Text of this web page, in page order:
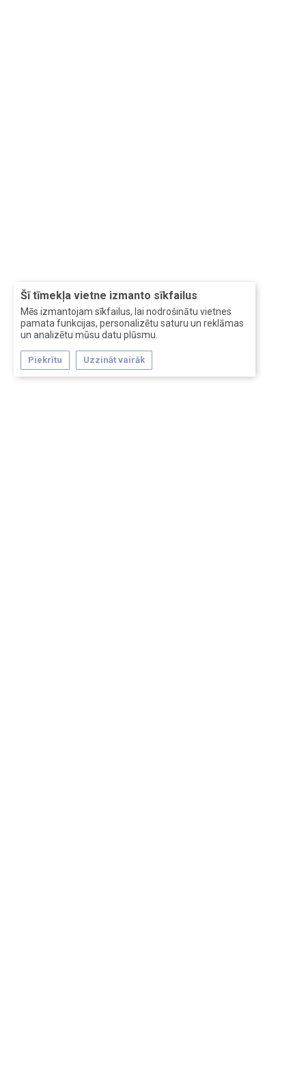
Šī tīmekļa vietne izmanto sīkfailus
Mēs izmantojam sīkfailus, lai nodrošinātu vietnes
pamata funkcijas, personalizētu saturu un reklāmas
un analizētu mūsu datu plūsmu.
Piekrītu Uzzināt vairāk